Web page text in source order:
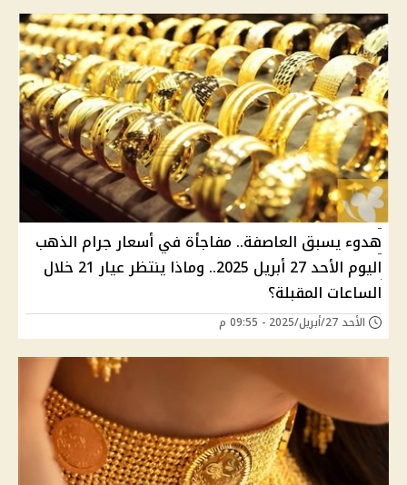
هدوء يسبق العاصفة.. مفاجأة في أسعار جرام الذهب
اليوم الأحد 27 أبريل 2025.. وماذا ينتظر عيار 21 خلال
الساعات المقبلة؟
الأحد 27/أبريل/2025 - 09:55 م